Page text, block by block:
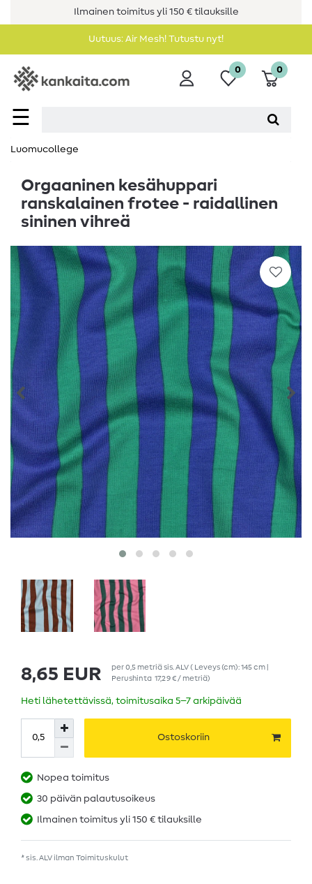
Ilmainen toimitus yli 150 € tilauksille
Uutuus: Air Mesh! Tutustu nyt!
☰
0 0
Luomucollege
Orgaaninen kesähuppari
ranskalainen frotee - raidallinen
sininen vihreä
8,65 EUR per0,5 metriäsis. ALV( Leveys (cm): 145 cm |
Perushinta 17,29 € / metriä)
Heti lähetettävissä, toimitusaika 5–7 arkipäivää
Ostoskoriin
Nopea toimitus
30 päivän palautusoikeus
Ilmainen toimitus yli 150 € tilauksille
* sis. ALV ilman Toimituskulut